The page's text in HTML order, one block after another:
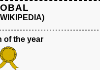
of the year